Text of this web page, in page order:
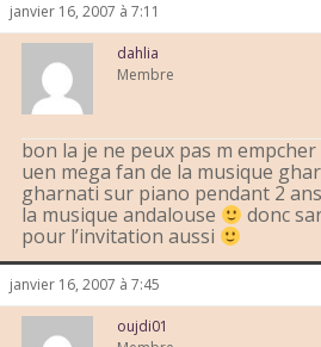
janvier 16, 2007 à 7:11
dahlia
Membre
bon la je ne peux pas m
uen mega fan de la musique
gharnati sur piano pendant 2
la musique andalouse
donc
pour l’invitation aussi
janvier 16, 2007 à 7:45
oujdi01